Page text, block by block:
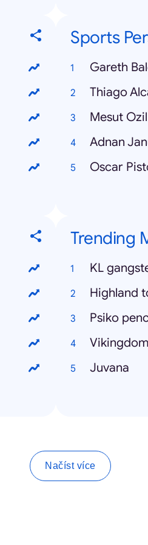
Sports
Gareth
Thiago
Mesut Ozil
Adnan
Oscar
Trending
KL
Highland
Psiko
Vikingdom
Juvana
Načíst více